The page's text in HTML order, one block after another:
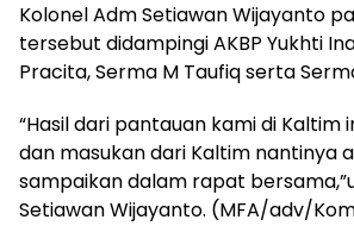
Kolonel Adm Setiawan Wijayanto
tersebut didampingi AKBP Yukhti
Pracita, Serma M Taufiq serta
“Hasil dari pantauan kami di Kaltim
dan masukan dari Kaltim nantinya
sampaikan dalam rapat
Setiawan Wijayanto. (MFA/adv/